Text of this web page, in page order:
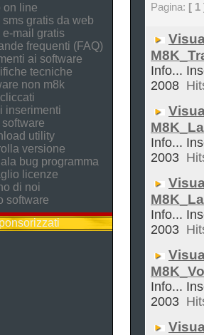
on line
sms gratis da web
e-mail gratis
frequenti (FAQ)
ai software
tecniche
non m8k
inserimenti
utility
versione
bug programma
licenze
di noi
software
Pagina: [ 1
Info...
2008
Info...
2003
Info...
2003
Info...
2003